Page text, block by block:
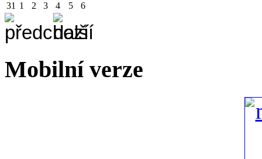
31 1 2 3 4 5 6
Mobilní verze